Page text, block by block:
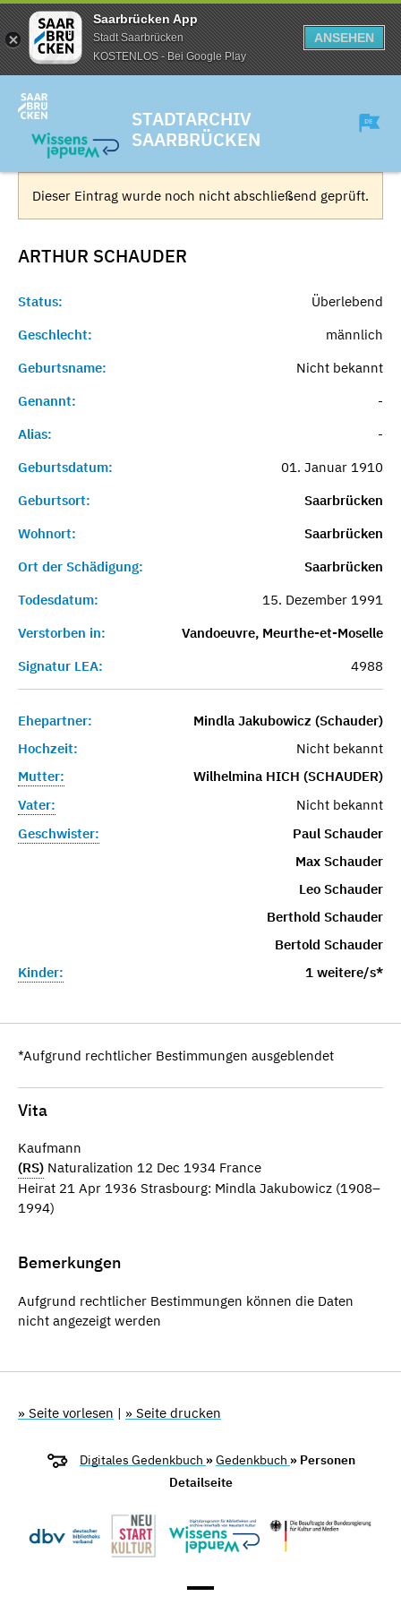
Saarbrücken App
Stadt Saarbrücken
KOSTENLOS - Bei Google Play
ANSEHEN
STADTARCHIV
SAARBRÜCKEN
Dieser Eintrag wurde noch nicht abschließend geprüft.
ARTHUR SCHAUDER
Status:
Überlebend
Geschlecht:
männlich
Geburtsname:
Nicht bekannt
Genannt:
-
Alias:
-
Geburtsdatum:
01. Januar 1910
Geburtsort:
Saarbrücken
Wohnort:
Saarbrücken
Ort der Schädigung:
Saarbrücken
Todesdatum:
15. Dezember 1991
Verstorben in:
Vandoeuvre, Meurthe-et-Moselle
Signatur LEA:
4988
Ehepartner:
Mindla Jakubowicz (Schauder)
Hochzeit:
Nicht bekannt
Mutter:
Wilhelmina HICH (SCHAUDER)
Vater:
Nicht bekannt
Geschwister:
Paul Schauder
Max Schauder
Leo Schauder
Berthold Schauder
Bertold Schauder
Kinder:
1 weitere/s*
*Aufgrund rechtlicher Bestimmungen ausgeblendet
Vita
Kaufmann
(RS) Naturalization 12 Dec 1934 France
Heirat 21 Apr 1936 Strasbourg: Mindla Jakubowicz (1908–
1994)
Bemerkungen
Aufgrund rechtlicher Bestimmungen können die Daten
nicht angezeigt werden
» Seite vorlesen | » Seite drucken
Digitales Gedenkbuch »Gedenkbuch » Personen
Detailseite